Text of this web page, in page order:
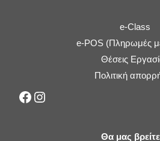
e-Class
e-POS (Πληρωμές
Θέσεις
Πολιτική
Facebook
Instagram
Θα μας